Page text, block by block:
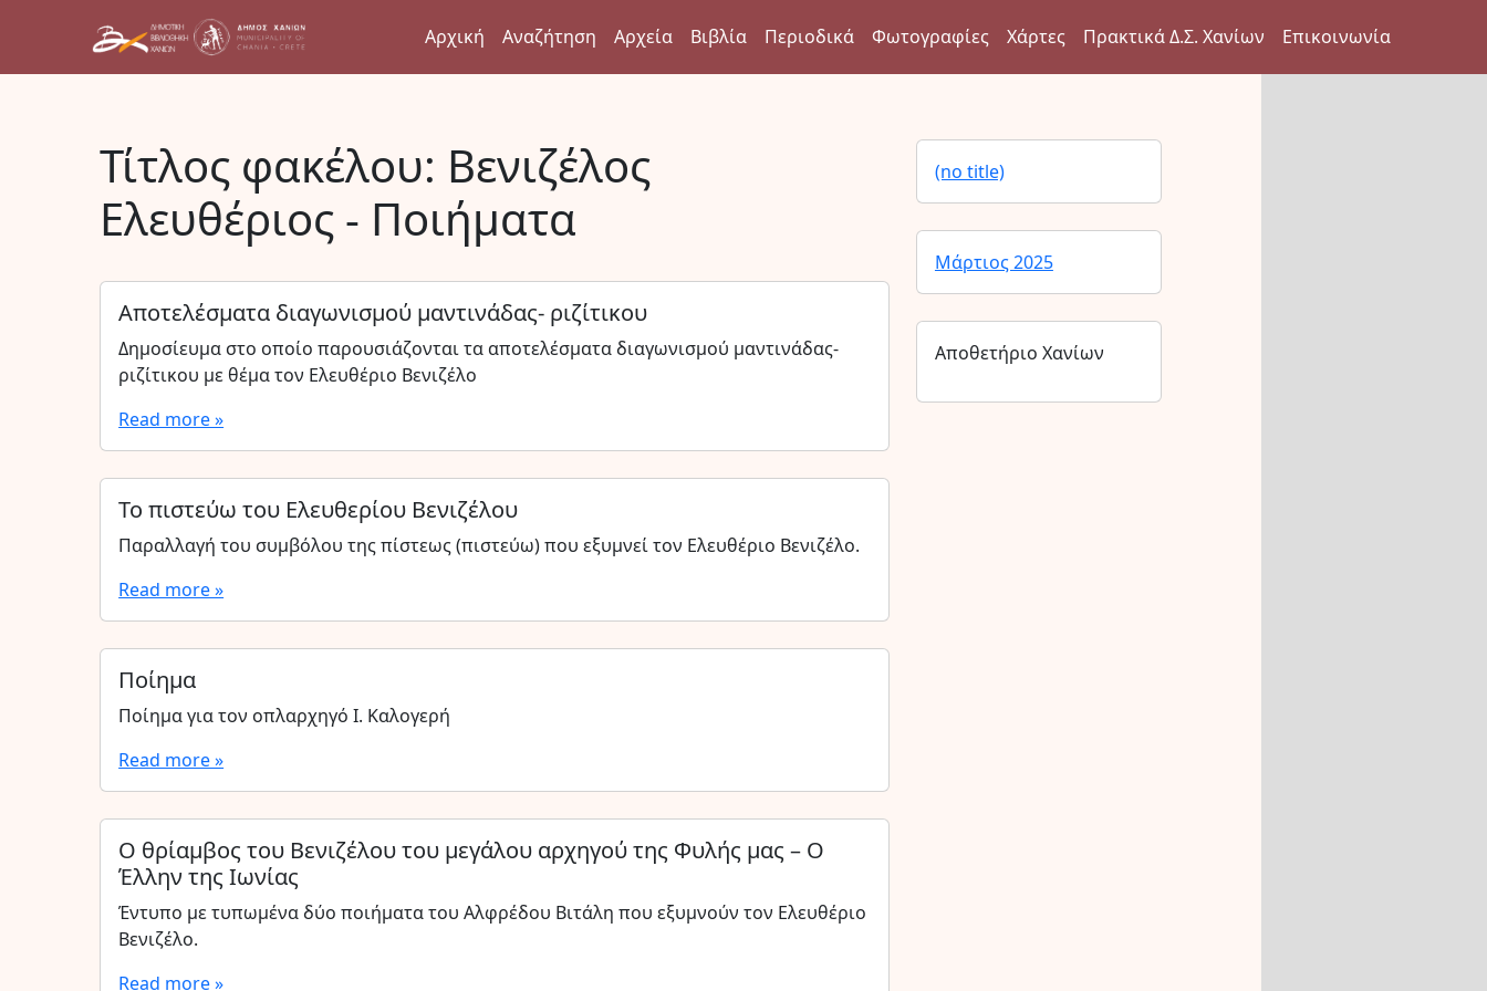
Αρχική Αναζήτηση Αρχεία Βιβλία Περιοδικά Φωτογραφίες Χάρτες Πρακτικά Δ.Σ. Χανίων Επικοινωνία
Τίτλος φακέλου: Βενιζέλος
Ελευθέριος - Ποιήματα
Αποτελέσματα διαγωνισμού μαντινάδας- ριζίτικου
Δημοσίευμα στο οποίο παρουσιάζονται τα αποτελέσματα διαγωνισμού μαντινάδας-
ριζίτικου με θέμα τον Ελευθέριο Βενιζέλο
Read more »
Το πιστεύω του Ελευθερίου Βενιζέλου
Παραλλαγή του συμβόλου της πίστεως (πιστεύω) που εξυμνεί τον Ελευθέριο Βενιζέλο.
Read more »
Ποίημα
Ποίημα για τον οπλαρχηγό Ι. Καλογερή
Read more »
Ο θρίαμβος του Βενιζέλου του μεγάλου αρχηγού της Φυλής μας – Ο
Έλλην της Ιωνίας
Έντυπο με τυπωμένα δύο ποιήματα του Αλφρέδου Βιτάλη που εξυμνούν τον Ελευθέριο
Βενιζέλο.
Read more »
(no title)
Μάρτιος 2025
Αποθετήριο Χανίων